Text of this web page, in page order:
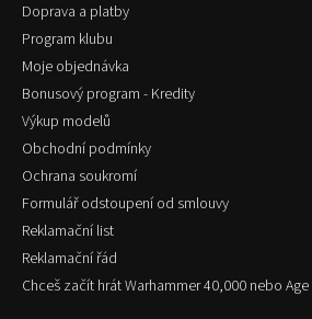
Doprava a platby
Program klubu
Moje objednávka
Bonusový program - Kredity
Výkup modelů
Obchodní podmínky
Ochrana soukromí
Formulář odstoupení od smlouvy
Reklamační list
Reklamační řád
Chceš začít hrát Warhammer 40,000 nebo Age